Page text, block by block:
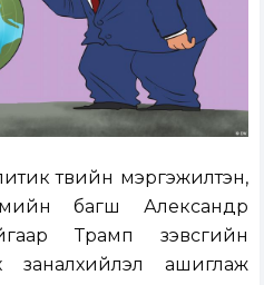
төвийн мэргэжилтэн,
багш Александр
Трамп зэвсгийн
заналхийлэл ашиглаж